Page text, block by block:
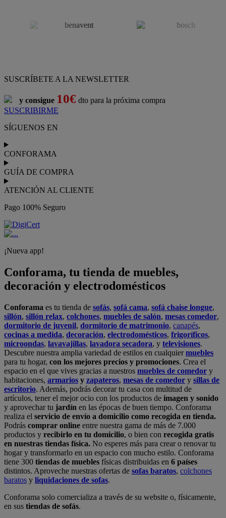
SUSCRÍBETE A LA NEWSLETTER
y consigue 10€ dto para la próxima compra
SUSCRIBIRME
SÍGUENOS EN
CONFORAMA
GUÍA DE COMPRA
ATENCIÓN AL CLIENTE
Pago 100% Seguro
¡Nueva app!
Conforama, tu tienda de muebles,
decoración y electrodomésticos
Conforama es tu tienda de sofás, sofá cama, sofá chaise longue,
sillón, sillón relax, colchones, muebles de salón, mesas comedor,
dormitorio de juvenil, dormitorio de matrimonio, canapés,
cocinas a medida, decoración, electrodomésticos, frigoríficos,
microondas, lavavajillas, lavadora secadora, y televisiones.
Descubre nuestra amplia variedad de estilos en cualquiermuebles
para tu hogar, con los mejores precios y promociones. Crea el
espacio en el que vives gracias a nuestros muebles de comedor y
habitaciones, armarios y zapateros, mesas de comedor y sillas de
escritorio. Además, podrás decorar tu casa con multitud de
artículos, tener el mejor ocio con los productos de imagen y sonido
y aprovechar tu jardín en las épocas de buen tiempo. Conforama
realiza el servicio de envío a domicilio como recogida en tienda.
Podrás comprar online entre nuestra gama de más de 7.000
productos y recibirlo en tu domicilio, o bien con recogida gratis
en nuestras tiendas física. No esperes más para crear o renovar tu
hogar y transformarlo en un espacio con mucho estilo. Conforama
tiene 300 tiendas de muebles físicas distribuidas en 6 países
distintos. Aproveche nuestras ofertas de sofas baratos, colchones
baratos y liquidaciones de sofas.
Conforama solo comercializa a través de su website o, físicamente,
en sus tiendas de sofás.